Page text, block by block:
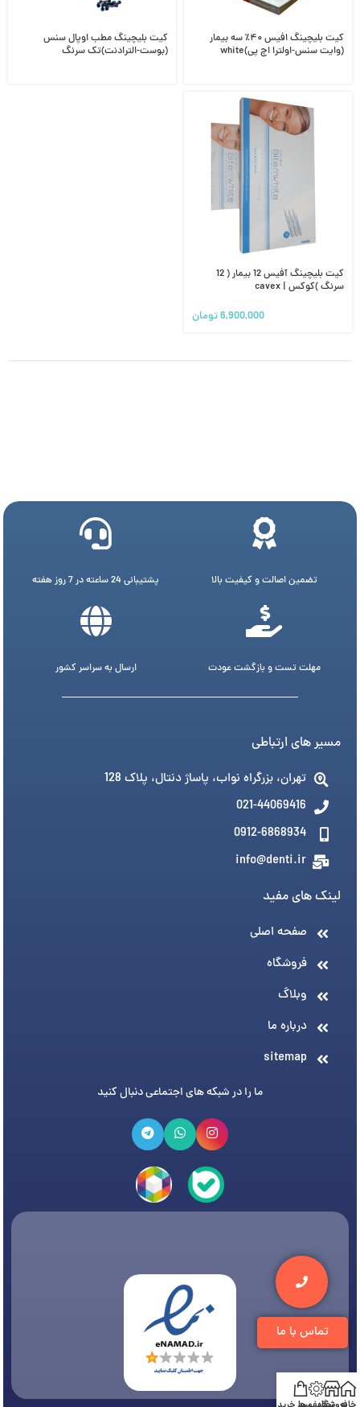
کیت بلیچینگ افیس ۴۰٪ سه بیمار
(وایت سنس-اولترا اچ پی)white
کیت بلیچینگ مطب اوپال سنس
(بوست-الترادنت)تک سرنگ
کیت بلیچینگ آفیس 12 بیمار ( 12
سرنگ )کوکس | cavex
6,900,000تومان
تماس با ما
تضمین اصالت و کیفیت بالا پشتیبانی 24 ساعته در 7 روز هفته
مهلت تست و بازگشت عودت ارسال به سراسر کشور
مسیر های ارتباطی
تهران، بزرگراه نواب، پاساژ دنتال، پلاک 128
021-44069416
0912-6868934
info@denti.ir
لینک های مفید
صفحه اصلی
فروشگاه
وبلاگ
درباره ما
sitemap
ما را در شبکه های اجتماعی دنبال کنید